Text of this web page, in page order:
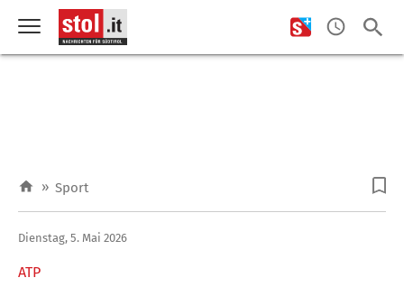
» Sport
ATP
Dienstag, 5. Mai 2026